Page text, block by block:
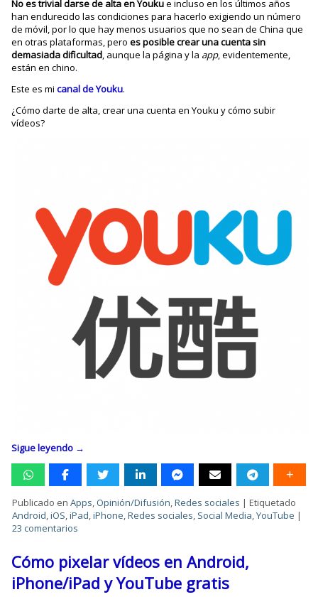
No es trivial darse de alta en Youkue incluso en los últimos años
han endurecido las condiciones para hacerlo exigiendo un número
de móvil, por lo que hay menos usuarios que no sean de China que
en otras plataformas, peroes posible crear una cuenta sin
demasiada dificultad, aunque la página y la app, evidentemente,
están en chino.
Este es micanal de Youku.
¿Cómo darte de alta, crear una cuenta en Youku y cómo subir
vídeos?
Sigue leyendo →
Publicado en Apps, Opinión/Difusión,Redes sociales |Etiquetado
Android,iOS,iPad,iPhone,Redes sociales, Social Media,YouTube |
23 comentarios
Cómo pixelar vídeos en Android,
iPhone/iPad y YouTube gratis